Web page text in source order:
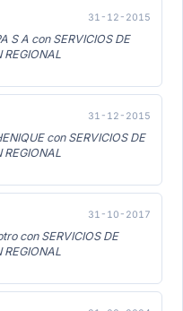
31-12-2015
S A con SERVICIOS DE
REGIONAL
31-12-2015
con SERVICIOS DE
REGIONAL
31-10-2017
con SERVICIOS DE
REGIONAL